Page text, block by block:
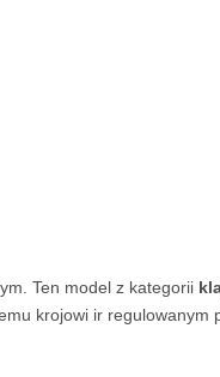
Ten model z kategorii
krojowi ir regulowanym